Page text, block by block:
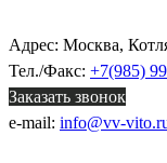
Адрес: Москва,
Тел./Факс: +7(985)
Заказать звонок
e-mail: info@vv-